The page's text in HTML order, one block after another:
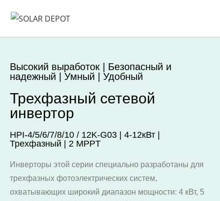
Высокий выработок | Безопасный и
надежный | Умный | Удобный
Трехфазный сетевой
инвертор
HPI-4/5/6/7/8/10 / 12K-G03 | 4-12кВт |
Трехфазный | 2 MPPT
Инверторы этой серии специально разработаны для
трехфазных фотоэлектрических систем,
охватывающих широкий диапазон мощности: 4 кВт, 5